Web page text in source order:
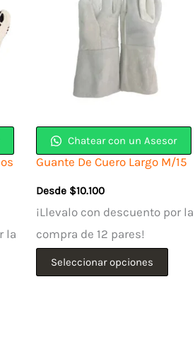
la
Chatear con un Asesor
Guante De Cuero Largo M/15
Desde $10.100
¡Llevalo con descuento por la
compra de 12 pares!
Seleccionar opciones